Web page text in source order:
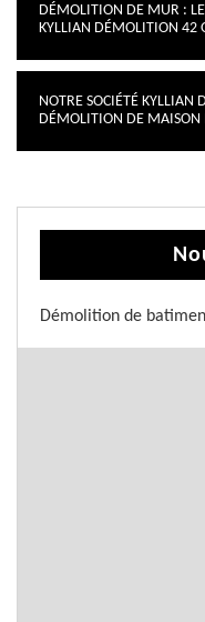
DÉMOLITION DE MUR :
KYLLIAN DÉMOLITION 42
NOTRE SOCIÉTÉ KYLLIAN
DÉMOLITION DE MAISON
Démolition de